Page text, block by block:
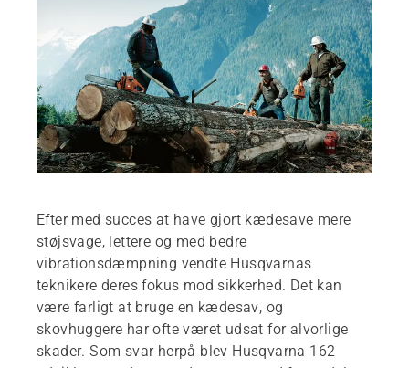
Efter med succes at have gjort kædesave mere
støjsvage, lettere og med bedre
vibrationsdæmpning vendte Husqvarnas
teknikere deres fokus mod sikkerhed. Det kan
være farligt at bruge en kædesav, og
skovhuggere har ofte været udsat for alvorlige
skader. Som svar herpå blev Husqvarna 162